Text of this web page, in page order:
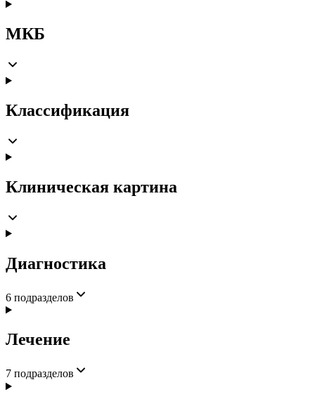
МКБ
Классификация
Клиническая картина
Диагностика
6 подразделов
Лечение
7 подразделов